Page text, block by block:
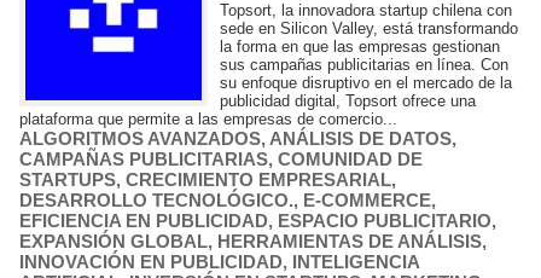
Topsort, la innovadora startup chilena con
sede en Silicon Valley, está transformando
la forma en que las empresas gestionan
sus campañas publicitarias en línea. Con
su enfoque disruptivo en el mercado de la
publicidad digital, Topsort ofrece una
plataforma que permite a las empresas de comercio...
ALGORITMOS AVANZADOS, ANÁLISIS DE DATOS,
CAMPAÑAS PUBLICITARIAS, COMUNIDAD DE
STARTUPS, CRECIMIENTO EMPRESARIAL,
DESARROLLO TECNOLÓGICO., E-COMMERCE,
EFICIENCIA EN PUBLICIDAD, ESPACIO PUBLICITARIO,
EXPANSIÓN GLOBAL, HERRAMIENTAS DE ANÁLISIS,
INNOVACIÓN EN PUBLICIDAD, INTELIGENCIA